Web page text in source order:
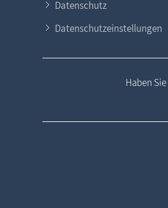
Datenschutz
Datenschutzeinstellungen
Haben